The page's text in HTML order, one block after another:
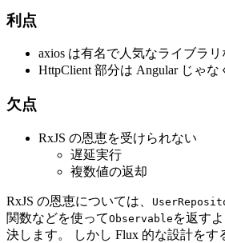
利点
axios は有名で人気なライブラ
HttpClient 部分は Angular じゃな
欠点
RxJS の恩恵を受けられない
遅延実行
複数値の返却
RxJS の恩恵については、
関数などを使ってObservable を返す
決します。 しかし Flux 的な設計をす